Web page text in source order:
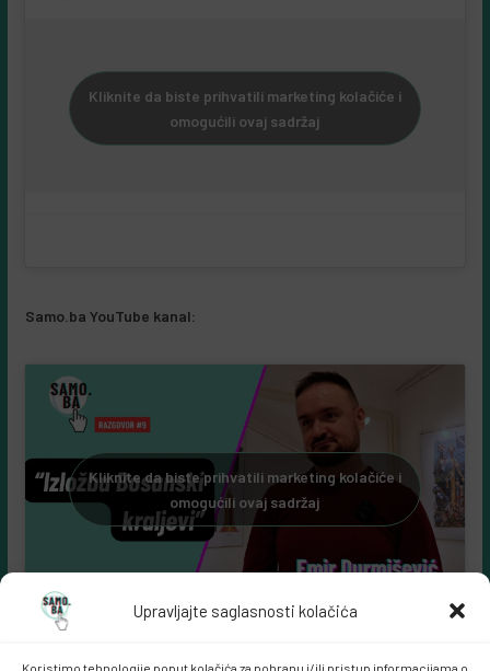
Upravljajte saglasnosti kolačića
Koristimo tehnologije poput kolačića za pohranu i/ili pristup informacijama o
Kliknite da biste prihvatili marketing kolačiće i
omogućili ovaj sadržaj
Samo.ba YouTube kanal:
Kliknite da biste prihvatili marketing kolačiće i
omogućili ovaj sadržaj